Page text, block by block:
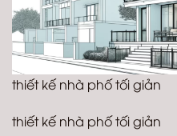
thiết kế nhà phố tối giản
thiết kế nhà phố tối giản